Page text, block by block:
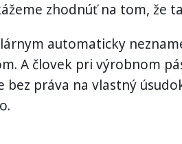
zhodnúť na tom, že
automaticky
A človek pri výrobnom
bez práva na vlastný